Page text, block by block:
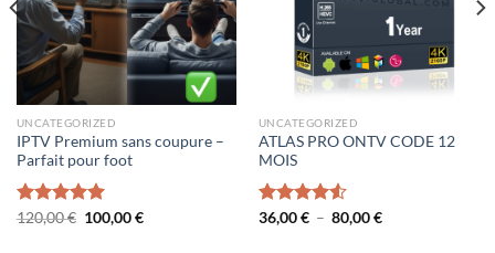
UNCATEGORIZED
IPTV Premium sans coupure –
Parfait pour foot
Note5.00
120,00€ Le
100,00€Le
UNCATEGORIZED
ATLAS PRO ONTV CODE 12
MOIS
Note4.50
36,00€ – 80,00€Plage